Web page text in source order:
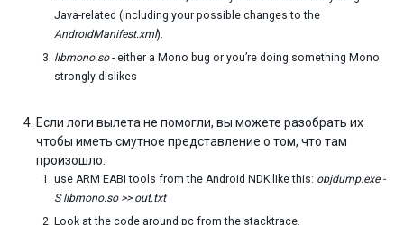
Java-related (including your possible changes to the
AndroidManifest.xml).
libmono.so- either a Mono bug or you’re doing something Mono
strongly dislikes
Если логи вылета не помогли, вы можете разобрать их
чтобы иметь смутное представление о том, что там
произошло.
use ARM EABI tools from the Android NDK like this: objdump.exe -
S libmono.so >> out.txt
Look at the code around pc from the stacktrace.